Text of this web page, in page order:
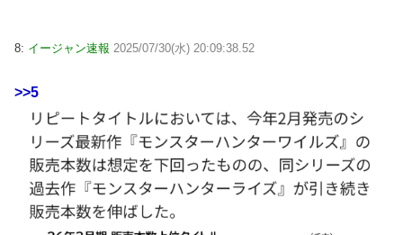
8: イージャン速報 2025/07/30(水) 20:09:38.52
>>5